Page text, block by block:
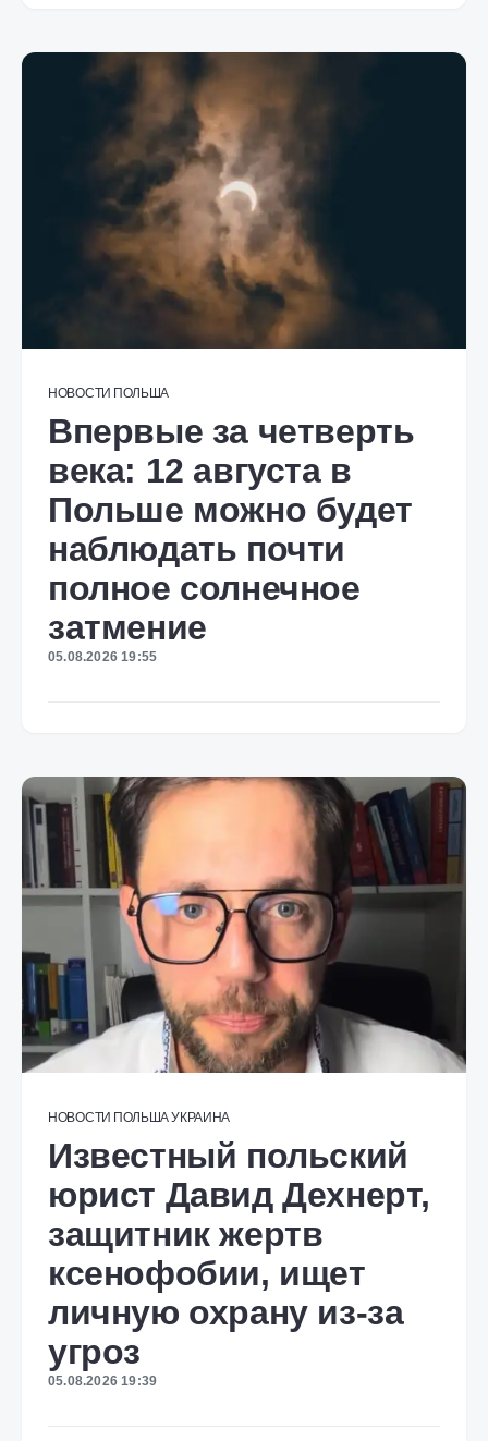
НОВОСТИ ПОЛЬША
Впервые за четверть
века: 12 августа в
Польше можно будет
наблюдать почти
полное солнечное
затмение
05.08.2026 19:55
НОВОСТИ ПОЛЬШАУКРАИНА
Известный польский
юрист Давид Дехнерт,
защитник жертв
ксенофобии, ищет
личную охрану из-за
угроз
05.08.2026 19:39